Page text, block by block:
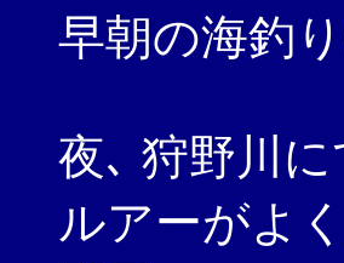
早朝の海釣
夜､ 狩野川
ルアーがよ